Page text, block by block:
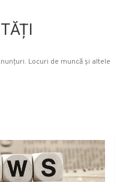
Locuri de muncă și altele